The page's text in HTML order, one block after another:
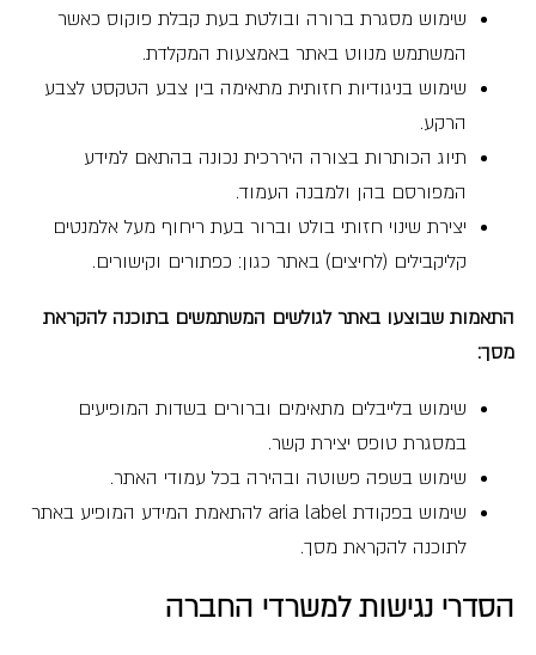
שימוש מסגרת ברורה ובולטת בעת קבלת פוקוס כאשר
המשתמש מנווט באתר באמצעות המקלדת.
שימוש בניגודיות חזותית מתאימה בין צבע הטקסט לצבע
הרקע.
תיוג הכותרות בצורה היררכית נכונה בהתאם למידע
המפורסם בהן ולמבנה העמוד.
יצירת שינוי חזותי בולט וברור בעת ריחוף מעל אלמנטים
קליקבילים (לחיצים) באתר כגון: כפתורים וקישורים.
התאמות שבוצעו באתר לגולשים המשתמשים בתוכנה להקראת
מסך:
שימוש בלייבלים מתאימים וברורים בשדות המופיעים
במסגרת טופס יצירת קשר.
שימוש בשפה פשוטה ובהירה בכל עמודי האתר.
שימוש בפקודת aria label להתאמת המידע המופיע באתר
לתוכנה להקראת מסך.
הסדרי נגישות למשרדי החברה